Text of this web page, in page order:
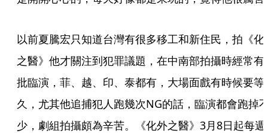
以前夏騰宏只知道台灣有很多移工和新住民，拍《化
之醫》他才關注到犯罪議題，在中南部拍攝時經常有
批臨演，菲、越、印、泰都有，大場面戲有時候要等
久，尤其他追捕犯人跑幾次NG的話，臨演都會跑掉
少，劇組拍攝頗為辛苦。《化外之醫》3月8日起每週